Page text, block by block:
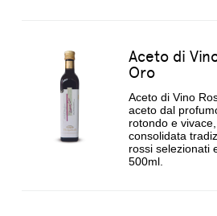
Aceto di
Oro
Aceto di Vino
aceto dal
rotondo e
consolidata
rossi selezionati
500ml.